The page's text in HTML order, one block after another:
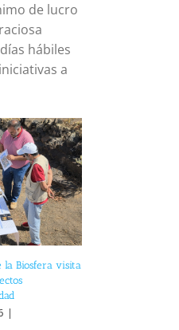
de lucro
hábiles
a
la Biosfera visita
|